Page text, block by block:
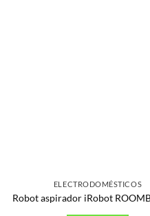
ELECTRODOMÉSTICOS
Robot aspirador iRobot